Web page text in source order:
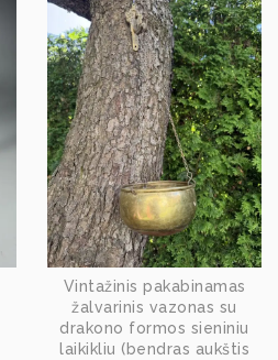
Vintažinis pakabinamas
žalvarinis vazonas su
drakono formos sieniniu
laikikliu (bendras aukštis